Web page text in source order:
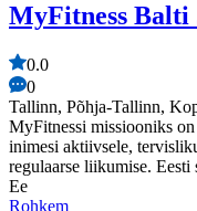
MyFitness Balti
0.0
0
Tallinn, Põhja-Tallinn,
MyFitnessi missiooniks
inimesi aktiivsele,
regulaarse liikumise.
Ee
Rohkem